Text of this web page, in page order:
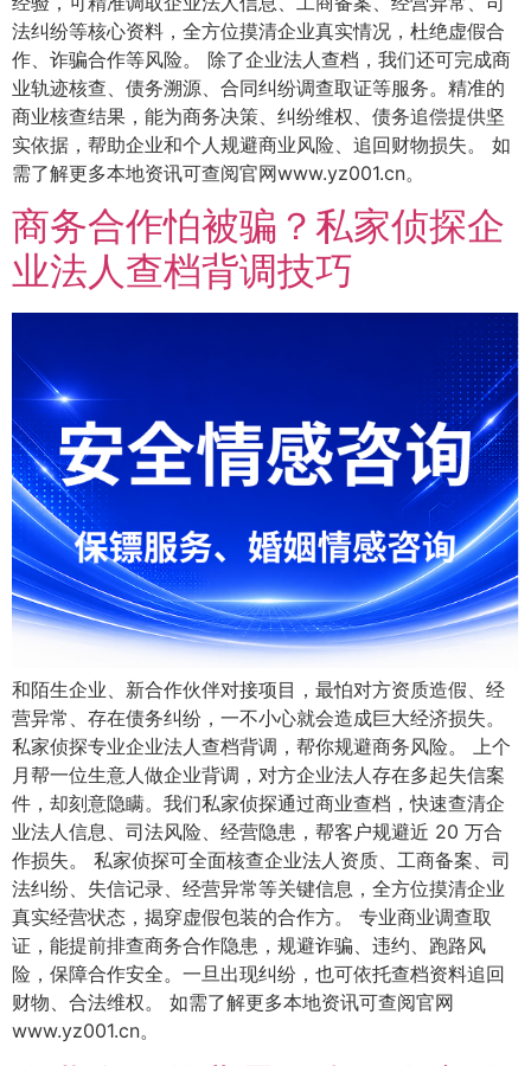
法纠纷等核心资料，全方位摸清企业真实情况，杜绝虚假合
作、诈骗合作等风险。 除了企业法人查档，我们还可完成商
业轨迹核查、债务溯源、合同纠纷调查取证等服务。精准的
商业核查结果，能为商务决策、纠纷维权、债务追偿提供坚
实依据，帮助企业和个人规避商业风险、追回财物损失。 如
需了解更多本地资讯可查阅官网www.yz001.cn。
商务合作怕被骗？私家侦探企
业法人查档背调技巧
和陌生企业、新合作伙伴对接项目，最怕对方资质造假、经
营异常、存在债务纠纷，一不小心就会造成巨大经济损失。
私家侦探专业企业法人查档背调，帮你规避商务风险。 上个
月帮一位生意人做企业背调，对方企业法人存在多起失信案
件，却刻意隐瞒。我们私家侦探通过商业查档，快速查清企
业法人信息、司法风险、经营隐患，帮客户规避近 20 万合
作损失。 私家侦探可全面核查企业法人资质、工商备案、司
法纠纷、失信记录、经营异常等关键信息，全方位摸清企业
真实经营状态，揭穿虚假包装的合作方。 专业商业调查取
证，能提前排查商务合作隐患，规避诈骗、违约、跑路风
险，保障合作安全。一旦出现纠纷，也可依托查档资料追回
财物、合法维权。 如需了解更多本地资讯可查阅官网
www.yz001.cn。